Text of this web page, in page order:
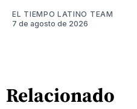
EL TIEMPO LATINO TEAM
7 de agosto de 2026
Relacionado